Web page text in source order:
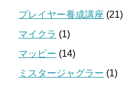
プレイヤー養成講座 (21)
マイクラ (1)
マッピー (14)
ミスタージャグラー (1)